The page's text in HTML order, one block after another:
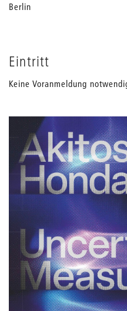
Berlin
Eintritt
Keine Voranmeldung